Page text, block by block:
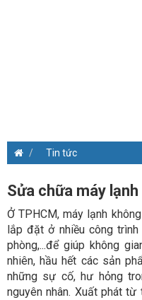
Tin tức
Sửa chữa máy
Ở TPHCM, máy lạnh
lắp đặt ở nhiều công
phòng,...để giúp không
nhiên, hầu hết các sản
những sự cố, hư hỏng
nguyên nhân. Xuất phát